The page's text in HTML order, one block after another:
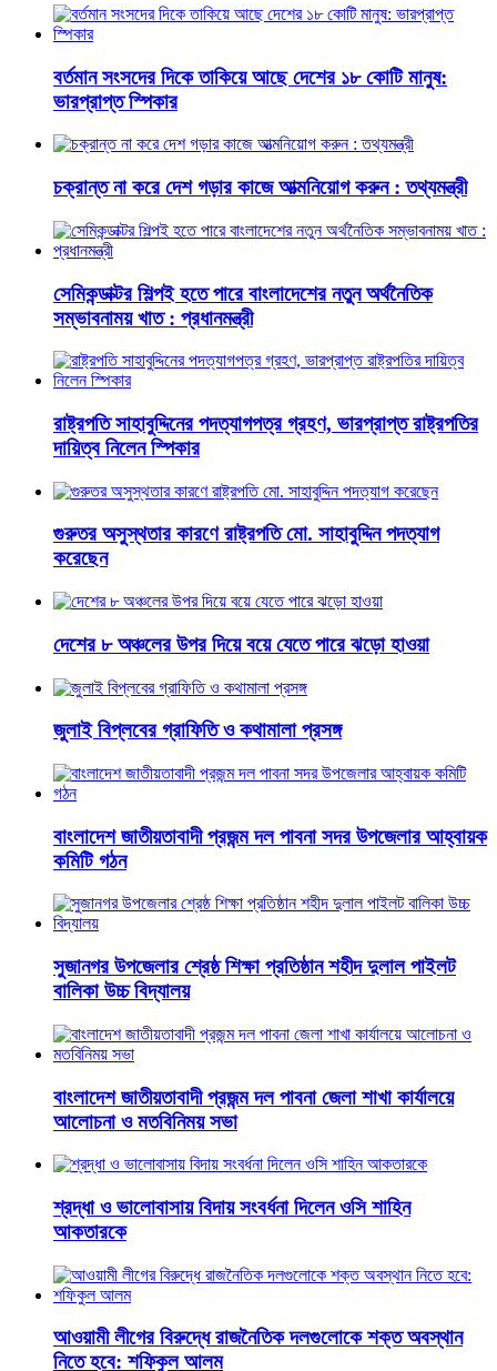
বর্তমান সংসদের দিকে তাকিয়ে আছে দেশের ১৮ কোটি মানুষ:
ভারপ্রাপ্ত স্পিকার
চক্রান্ত না করে দেশ গড়ার কাজে আত্মনিয়োগ করুন : তথ্যমন্ত্রী
সেমিকন্ডাক্টর শিল্পই হতে পারে বাংলাদেশের নতুন অর্থনৈতিক
সম্ভাবনাময় খাত : প্রধানমন্ত্রী
রাষ্ট্রপতি সাহাবুদ্দিনের পদত্যাগপত্র গ্রহণ, ভারপ্রাপ্ত রাষ্ট্রপতির
দায়িত্ব নিলেন স্পিকার
গুরুতর অসুস্থতার কারণে রাষ্ট্রপতি মো. সাহাবুদ্দিন পদত্যাগ
করেছেন
দেশের ৮ অঞ্চলের উপর দিয়ে বয়ে যেতে পারে ঝড়ো হাওয়া
জুলাই বিপ্লবের গ্রাফিতি ও কথামালা প্রসঙ্গ
বাংলাদেশ জাতীয়তাবাদী প্রজন্ম দল পাবনা সদর উপজেলার আহ্বায়ক
কমিটি গঠন
সুজানগর উপজেলার শ্রেষ্ঠ শিক্ষা প্রতিষ্ঠান শহীদ দুলাল পাইলট
বালিকা উচ্চ বিদ্যালয়
বাংলাদেশ জাতীয়তাবাদী প্রজন্ম দল পাবনা জেলা শাখা কার্যালয়ে
আলোচনা ও মতবিনিময় সভা
শ্রদ্ধা ও ভালোবাসায় বিদায় সংবর্ধনা দিলেন ওসি শাহিন
আকতারকে
আওয়ামী লীগের বিরুদ্ধে রাজনৈতিক দলগুলোকে শক্ত অবস্থান
নিতে হবে: শফিকুল আলম